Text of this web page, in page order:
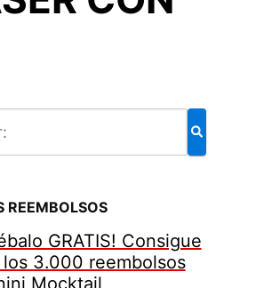
REEMBOLSOS
GRATIS! Consigue
3.000 reembolsos
Mocktail